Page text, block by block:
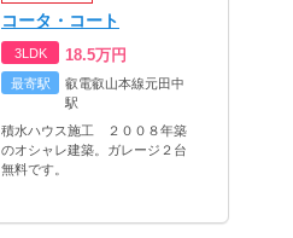
コータ・コート
3LDK 18.5万円
最寄駅
叡電叡山本線元田中
駅
積水ハウス施工 ２００８年築
のオシャレ建築。ガレージ２台
無料です。